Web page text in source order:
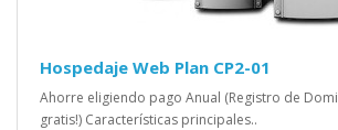
Hospedaje Web Plan CP2-01
Ahorre eligiendo pago Anual (Registro de
gratis!) Características principales..